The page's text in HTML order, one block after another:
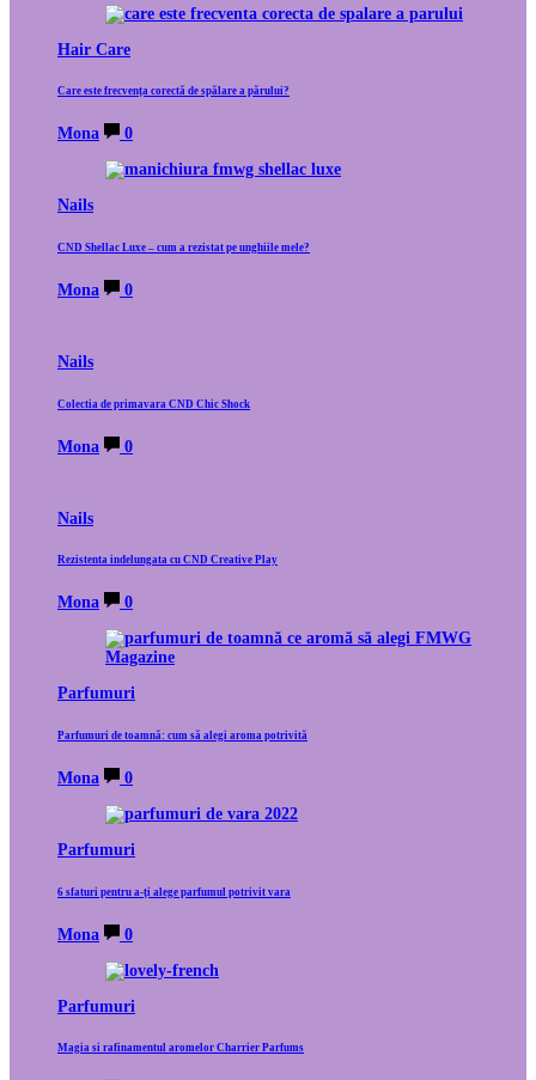
Hair Care
Care este frecvența corectă de spălare a părului?
Mona 0
Nails
CND Shellac Luxe – cum a rezistat pe unghiile mele?
Mona 0
Nails
Colectia de primavara CND Chic Shock
Mona 0
Nails
Rezistenta indelungata cu CND Creative Play
Mona 0
Parfumuri
Parfumuri de toamnă: cum să alegi aroma potrivită
Mona 0
Parfumuri
6 sfaturi pentru a-ți alege parfumul potrivit vara
Mona 0
Parfumuri
Magia si rafinamentul aromelor Charrier Parfums